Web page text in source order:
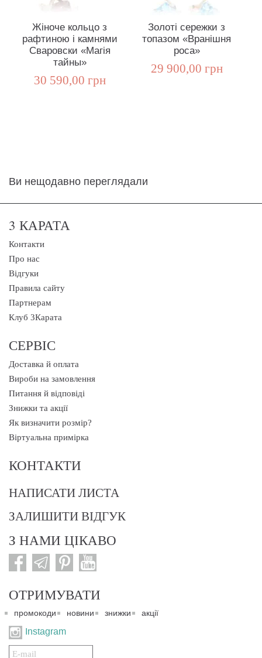
Жіноче кольцо з
рафтиною і камнями
Сваровски «Магія
тайны»
30 590,00 грн
Золоті сережки з
топазом «Вранішня
роса»
29 900,00 грн
Ви нещодавно переглядали
3 КАРАТА
Контакти
Про нас
Відгуки
Правила сайту
Партнерам
Клуб 3Карата
СЕРВІС
Доставка й оплата
Вироби на замовлення
Питання й відповіді
Знижки та акції
Як визначити розмір?
Віртуальна примірка
КОНТАКТИ
НАПИСАТИ ЛИСТА
ЗАЛИШИТИ ВІДГУК
З НАМИ ЦІКАВО
ОТРИМУВАТИ
промокоди новини знижки акції
Instagram
Подписаться